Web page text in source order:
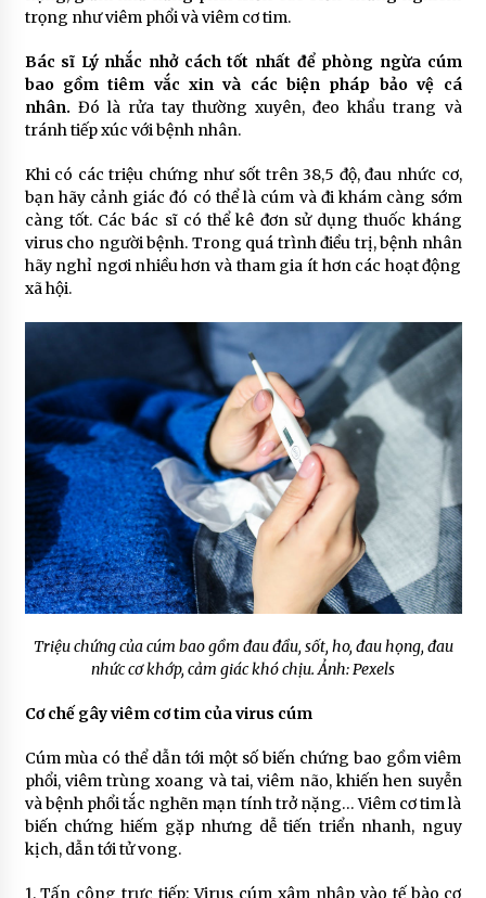
trọng như viêm phổi và viêm cơ tim.
Bác sĩ Lý nhắc nhở cách tốt nhất để phòng ngừa cúm
bao gồm tiêm vắc xin và các biện pháp bảo vệ cá
nhân. Đó là rửa tay thường xuyên, đeo khẩu trang và
tránh tiếp xúc với bệnh nhân.
Khi có các triệu chứng như sốt trên 38,5 độ, đau nhức cơ,
bạn hãy cảnh giác đó có thể là cúm và đi khám càng sớm
càng tốt. Các bác sĩ có thể kê đơn sử dụng thuốc kháng
virus cho người bệnh. Trong quá trình điều trị, bệnh nhân
hãy nghỉ ngơi nhiều hơn và tham gia ít hơn các hoạt động
xã hội.
Triệu chứng của cúm bao gồm đau đầu, sốt, ho, đau họng, đau
nhức cơ khớp, cảm giác khó chịu. Ảnh: Pexels
Cơ chế gây viêm cơ tim của virus cúm
Cúm mùa có thể dẫn tới một số biến chứng bao gồm viêm
phổi, viêm trùng xoang và tai, viêm não, khiến hen suyễn
và bệnh phổi tắc nghẽn mạn tính trở nặng… Viêm cơ tim là
biến chứng hiếm gặp nhưng dễ tiến triển nhanh, nguy
kịch, dẫn tới tử vong.
1. Tấn công trực tiếp: Virus cúm xâm nhập vào tế bào cơ